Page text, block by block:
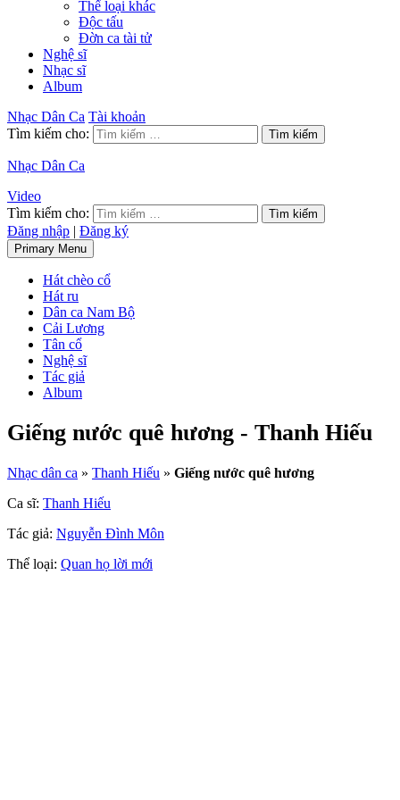
Thể loại khác
Độc tấu
Đờn ca tài tử
Nghệ sĩ
Nhạc sĩ
Album
Nhạc Dân Ca Tài khoản
Tìm kiếm cho:
Nhạc Dân Ca
Video
Tìm kiếm cho:
Đăng nhập | Đăng ký
Primary Menu
Hát chèo cổ
Hát ru
Dân ca Nam Bộ
Cải Lương
Tân cổ
Nghệ sĩ
Tác giả
Album
Giếng nước quê hương - Thanh Hiếu
Nhạc dân ca » Thanh Hiếu » Giếng nước quê hương
Ca sĩ: Thanh Hiếu
Tác giả: Nguyễn Đình Môn
Thể loại: Quan họ lời mới